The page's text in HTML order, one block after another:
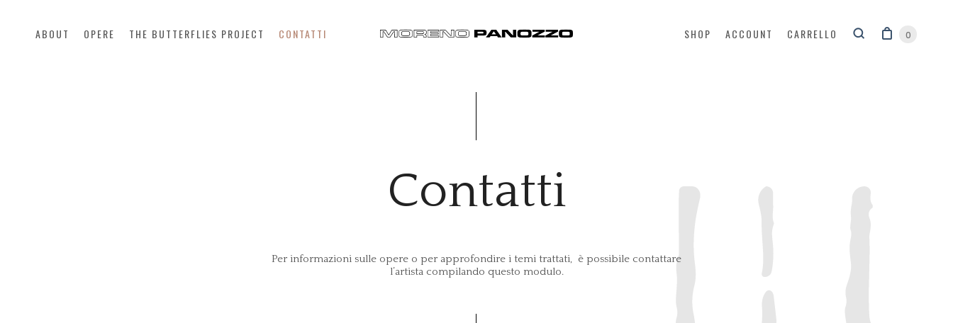
ABOUT OPERE THE BUTTERFLIES PROJECT CONTATTI SHOP ACCOUNT CARRELLO 0
Contatti
Per informazioni sulle opere o per approfondire i temi trattati, è possibile contattare
l’artista compilando questo modulo.